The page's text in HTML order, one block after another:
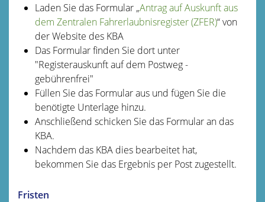
Laden Sie das Formular „Antrag auf Auskunft aus
dem Zentralen Fahrerlaubnisregister (ZFER)“ von
der Website des KBA
Das Formular finden Sie dort unter
"Registerauskunft auf dem Postweg -
gebührenfrei"
Füllen Sie das Formular aus und fügen Sie die
benötigte Unterlage hinzu.
Anschließend schicken Sie das Formular an das
KBA.
Nachdem das KBA dies bearbeitet hat,
bekommen Sie das Ergebnis per Post zugestellt.
Fristen